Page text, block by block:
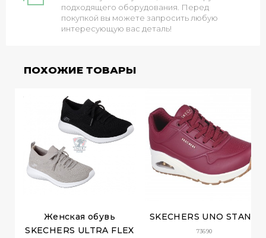
подходящего оборудования. Перед
покупкой вы можете запросить любую
интересующую вас деталь!
ПОХОЖИЕ ТОВАРЫ
Женская обувь
SKECHERS ULTRA FLEX
SKECHERS UNO STAND
73690